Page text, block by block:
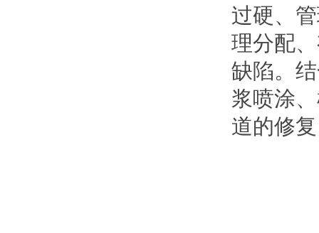
过硬、
理分配
缺陷。
浆喷涂
道的修